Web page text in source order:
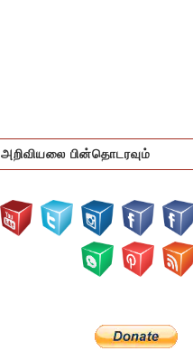
அறிவியலை பின்தொடரவும்